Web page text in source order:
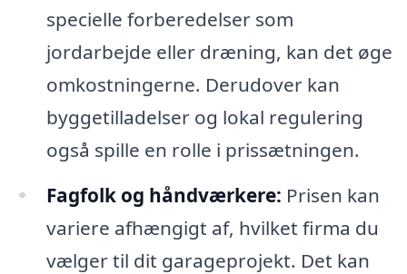
specielle forberedelser som
jordarbejde eller dræning, kan det øge
omkostningerne. Derudover kan
byggetilladelser og lokal regulering
også spille en rolle i prissætningen.
Fagfolk og håndværkere: Prisen kan
variere afhængigt af, hvilket firma du
vælger til dit garageprojekt. Det kan